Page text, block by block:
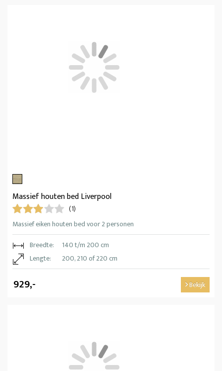
Massief houten bed Liverpool
(1)
Massief eiken houten bed voor 2 personen
Breedte:
140 t/m 200 cm
Lengte:
200, 210 of 220 cm
929,- Bekijk